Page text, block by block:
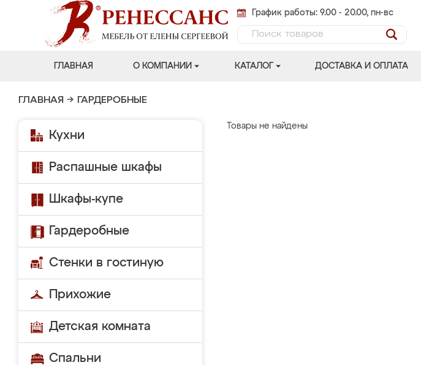
График работы: 9.00 - 20.00, пн-вс
ГЛАВНАЯ О КОМПАНИИ КАТАЛОГ ДОСТАВКА И ОПЛАТА
ГЛАВНАЯ → ГАРДЕРОБНЫЕ
Кухни
Распашные шкафы
Шкафы-купе
Гардеробные
Стенки в гостиную
Прихожие
Детская комната
Спальни
Товары не найдены